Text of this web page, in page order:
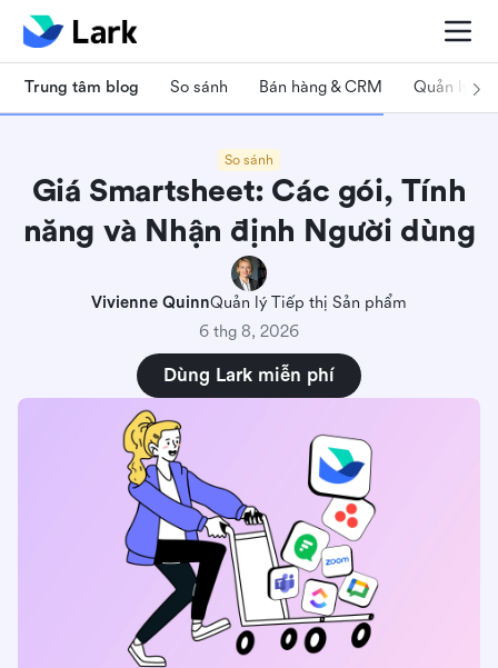
Trung tâm blog So sánh Bán hàng & CRM Quản lý dự
So sánh
Giá Smartsheet: Các gói, Tính
năng và Nhận định Người dùng
Vivienne QuinnQuản lý Tiếp thị Sản phẩm
6 thg 8, 2026
Dùng Lark miễn phí